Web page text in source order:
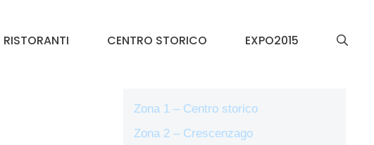
RISTORANTI CENTRO STORICO EXPO2015
Zona 1 – Centro storico
Zona 2 – Crescenzago